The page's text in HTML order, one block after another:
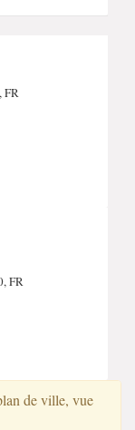
FR
FR
de ville, vue